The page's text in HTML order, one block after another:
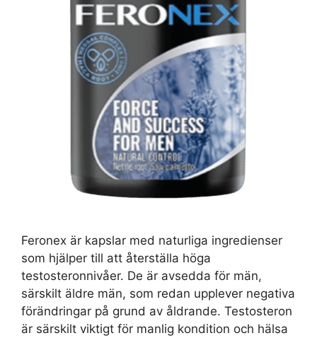
Feronex är kapslar med naturliga ingredienser
som hjälper till att återställa höga
testosteronnivåer. De är avsedda för män,
särskilt äldre män, som redan upplever negativa
förändringar på grund av åldrande. Testosteron
är särskilt viktigt för manlig kondition och hälsa